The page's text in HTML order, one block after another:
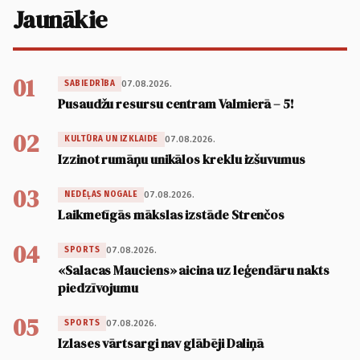
Jaunākie
01 SABIEDRĪBA 07.08.2026.
Pusaudžu resursu centram Valmierā – 5!
02 KULTŪRA UN IZKLAIDE 07.08.2026.
Izzinot rumāņu unikālos kreklu izšuvumus
03 NEDĒĻAS NOGALE 07.08.2026.
Laikmetīgās mākslas izstāde Strenčos
04 SPORTS 07.08.2026.
«Salacas Mauciens» aicina uz leģendāru nakts
piedzīvojumu
05 SPORTS 07.08.2026.
Izlases vārtsargi nav glābēji Daliņā